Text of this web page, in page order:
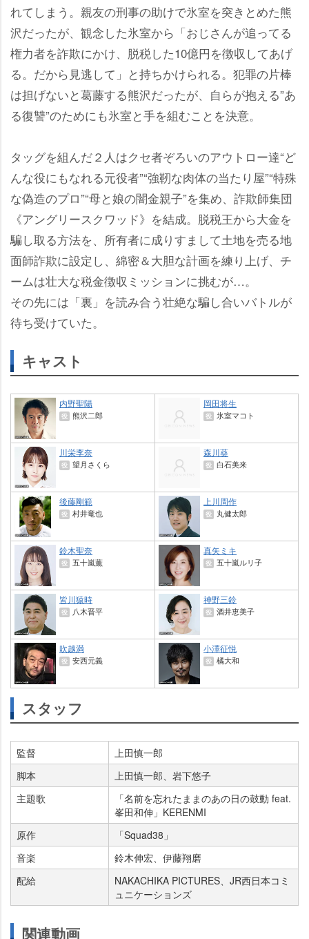
れてしまう。親友の刑事の助けで氷室を突きとめた熊
沢だったが、観念した氷室から「おじさんが追ってる
権力者を詐欺にかけ、脱税した10億円を徴収してあげ
る。だから見逃して」と持ちかけられる。犯罪の片棒
は担げないと葛藤する熊沢だったが、自らが抱える”あ
る復讐”のためにも氷室と手を組むことを決意。
タッグを組んだ２人はクセ者ぞろいのアウトロー達“ど
んな役にもなれる元役者”“強靭な肉体の当たり屋”“特殊
な偽造のプロ”“母と娘の闇金親子”を集め、詐欺師集団
《アングリースクワッド》を結成。脱税王から大金を
騙し取る方法を、所有者に成りすまして土地を売る地
面師詐欺に設定し、綿密＆大胆な計画を練り上げ、チ
ームは壮大な税金徴収ミッションに挑むが…。
その先には「裏」を読み合う壮絶な騙し合いバトルが
待ち受けていた。
キャスト
内野聖陽
役 熊沢二郎
岡田将生
役 氷室マコト
川栄李奈
役 望月さくら
森川葵
役 白石美来
後藤剛範
役 村井竜也
上川周作
役 丸健太郎
鈴木聖奈
役 五十嵐薫
真矢ミキ
役 五十嵐ルリ子
皆川猿時
役 八木晋平
神野三鈴
役 酒井恵美子
吹越満
役 安西元義
小澤征悦
役 橘大和
スタッフ
監督
上田慎一郎
脚本
上田慎一郎、岩下悠子
主題歌
「名前を忘れたままのあの日の鼓動 feat.
峯田和伸」KERENMI
原作
「Squad38」
音楽
鈴木伸宏、伊藤翔磨
配給
NAKACHIKA PICTURES、JR西日本コミ
ュニケーションズ
関連動画